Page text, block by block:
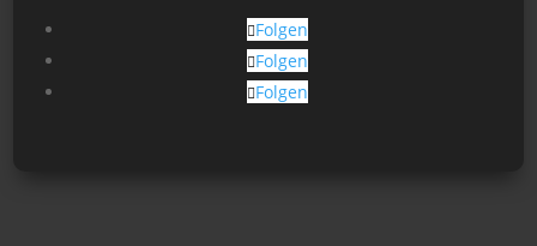
Folgen
Folgen
Folgen